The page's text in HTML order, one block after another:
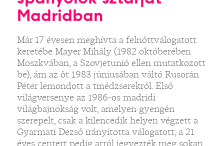
Madridban
Már 17 évesen meghívta a felnőttválogatott
keretébe Mayer Mihály (1982 októberében
Moszkvában, a Szovjetunió ellen mutatkozott
be), ám az őt 1983 júniusában váltó Rusorán
Péter lemondott a tinédzserekről. Első
világversenye az 1986-os madridi
világbajnokság volt, amelyen gyengén
szerepelt, csak a kilencedik helyen végzett a
Gyarmati Dezső irányította válogatott, a 21
éves centert pedig arról jegyezték meg sokan,